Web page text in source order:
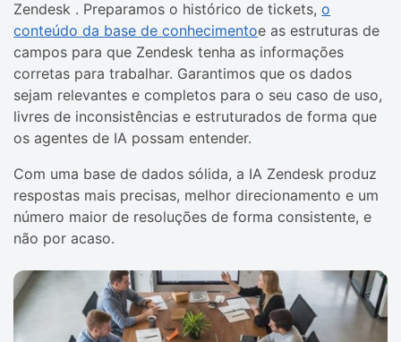
Zendesk . Preparamos o histórico de tickets,o
conteúdo da base de conhecimentoe as estruturas de
campos para que Zendesk tenha as informações
corretas para trabalhar. Garantimos que os dados
sejam relevantes e completos para o seu caso de uso,
livres de inconsistências e estruturados de forma que
os agentes de IA possam entender.
Com uma base de dados sólida, a IA Zendesk produz
respostas mais precisas, melhor direcionamento e um
número maior de resoluções de forma consistente, e
não por acaso.